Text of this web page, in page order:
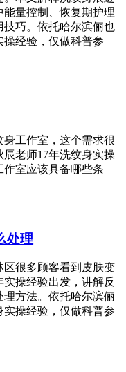
量控制、恢复期护理
巧。依托哈尔滨俪也
操经验，仅做科普参
工作室，这个需求很
老师17年洗纹身实操
室应该具备哪些条
处理
很多顾客看到皮肤变
操经验出发，讲解反
方法。依托哈尔滨俪
操经验，仅做科普参